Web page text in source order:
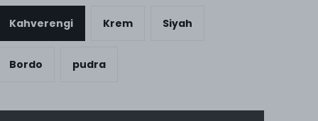
Kahverengi Krem Siyah
Bordo pudra